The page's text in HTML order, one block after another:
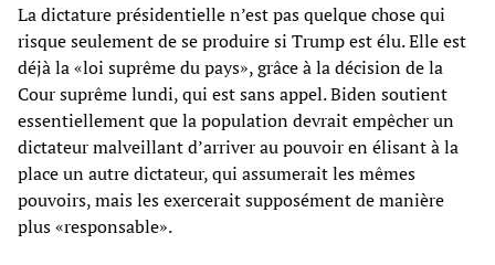
La dictature présidentielle n’est pas quelque chose qui
risque seulement de se produire si Trump est élu. Elle est
déjà la «loi suprême du pays», grâce à la décision de la
Cour suprême lundi, qui est sans appel. Biden soutient
essentiellement que la population devrait empêcher un
dictateur malveillant d’arriver au pouvoir en élisant à la
place un autre dictateur, qui assumerait les mêmes
pouvoirs, mais les exercerait supposément de manière
plus «responsable».